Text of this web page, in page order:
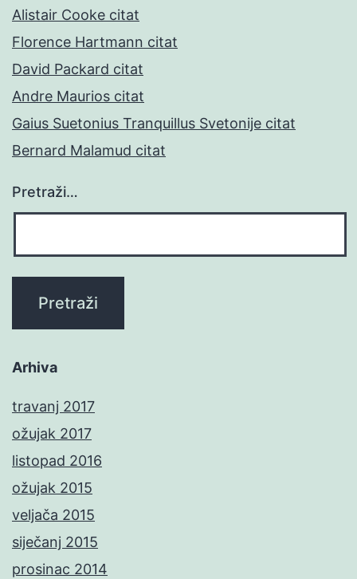
Alistair Cooke citat
Florence Hartmann citat
David Packard citat
Andre Maurios citat
Gaius Suetonius Tranquillus Svetonije citat
Bernard Malamud citat
Pretraži…
Arhiva
travanj 2017
ožujak 2017
listopad 2016
ožujak 2015
veljača 2015
siječanj 2015
prosinac 2014